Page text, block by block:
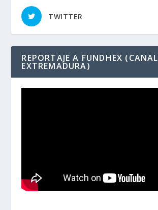
TWITTER
REPORTAJE A FUNDHEX (CANAL
EXTREMADURA)